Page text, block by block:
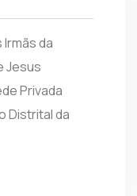
da
Jesus
Privada
Distrital da